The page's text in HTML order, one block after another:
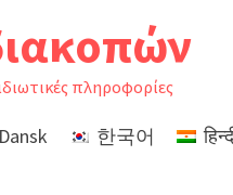
πληροφορίες
Dansk 한국어